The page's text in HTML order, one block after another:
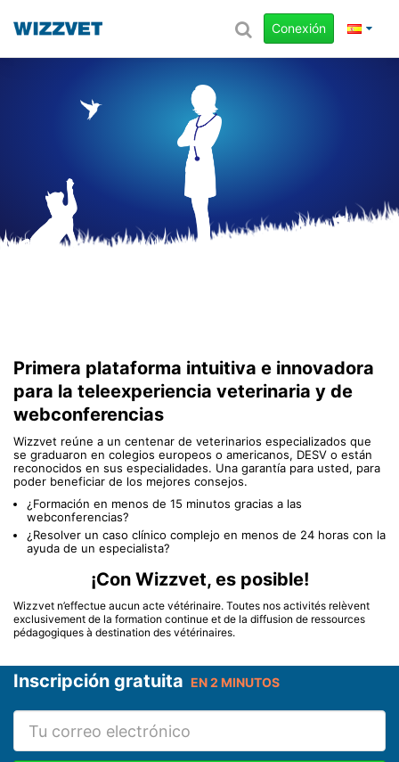
Conexión
Primera plataforma intuitiva e innovadora
para la teleexperiencia veterinaria y de
webconferencias
Wizzvet reúne a un centenar de veterinarios especializados que
se graduaron en colegios europeos o americanos, DESV o están
reconocidos en sus especialidades. Una garantía para usted, para
poder beneficiar de los mejores consejos.
¿Formación en menos de 15 minutos gracias a las
webconferencias?
¿Resolver un caso clínico complejo en menos de 24 horas con la
ayuda de un especialista?
¡Con Wizzvet, es posible!
Wizzvet n’effectue aucun acte vétérinaire. Toutes nos activités relèvent
exclusivement de la formation continue et de la diffusion de ressources
pédagogiques à destination des vétérinaires.
Inscripción gratuita EN 2 MINUTOS